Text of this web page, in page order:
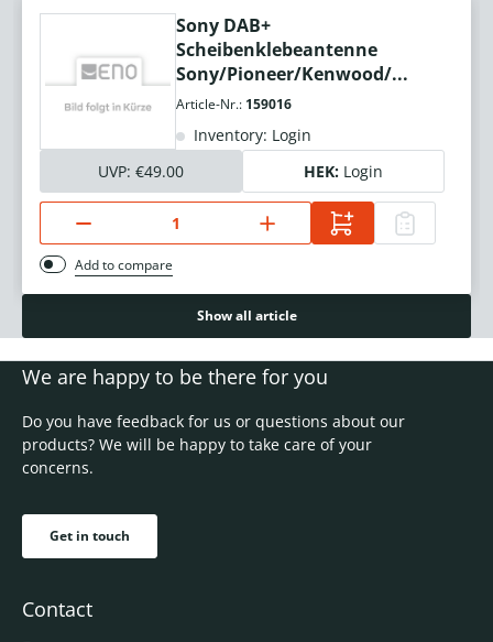
Sony DAB+
Scheibenklebeantenne
Sony/Pioneer/Kenwood/...
Article-Nr.: 159016
Inventory: Login
UVP: €49.00 HEK: Login
Add to compare
Show all article
We are happy to be there for you
Do you have feedback for us or questions about our
products? We will be happy to take care of your
concerns.
Get in touch
Contact